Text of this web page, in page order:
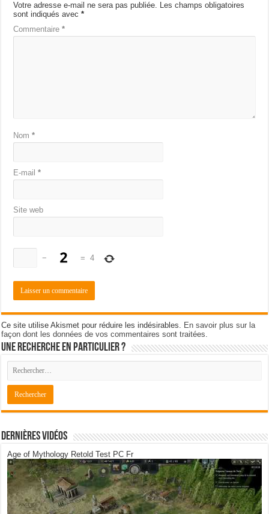
Votre adresse e-mail ne sera pas publiée. Les champs obligatoires
sont indiqués avec*
Commentaire*
Nom*
E-mail*
Site web
− = 4
Ce site utilise Akismet pour réduire les indésirables. En savoir plus sur la
façon dont les données de vos commentaires sont traitées.
Une recherche en particulier ?
Dernières Vidéos
Age of Mythology Retold Test PC Fr